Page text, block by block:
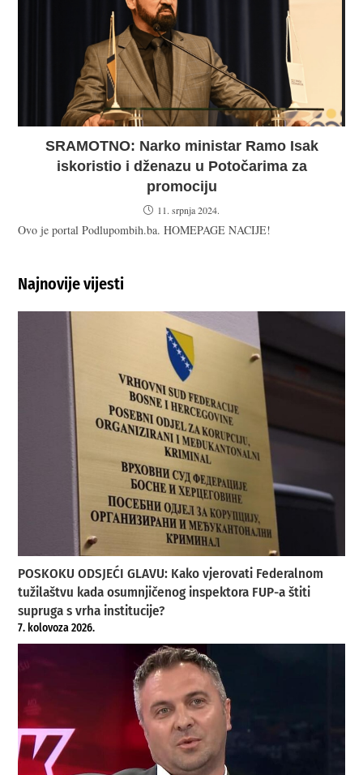
SRAMOTNO: Narko ministar Ramo Isak
iskoristio i dženazu u Potočarima za
promociju
11. srpnja 2024.
Ovo je portal Podlupombih.ba. HOMEPAGE NACIJE!
Najnovije vijesti
POSKOKU ODSJEĆI GLAVU: Kako vjerovati Federalnom
tužilaštvu kada osumnjičenog inspektora FUP-a štiti
supruga s vrha institucije?
7. kolovoza 2026.